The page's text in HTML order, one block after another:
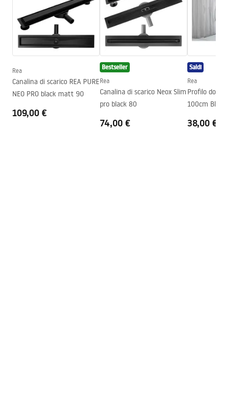
Materiale
Acciaio inossidabile
Lunghezza
1200
mm
Altezza
52mm
Larghezza
12mm
Spessore acciaio
1mm
Tagliabile
SÌ
24 mesi
Rea
Canalina di scarico REA PURE
NEO PRO black matt 90
109,00 €
Bestseller
Rea
Canalina di scarico Neox Slim
pro black 80
74,00 €
Saldi
Rea
Profilo
100cm Black
38,00 €